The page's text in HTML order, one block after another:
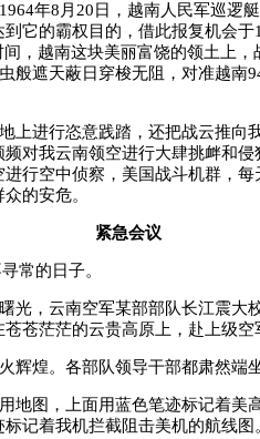
1964年8 月 20 日，越南人民军巡逻
它的霸权目的，借此报复机会于
，越南这块美丽富饶的领土上，
般遮天蔽日穿梭无阻，对准越南
上进行恣意践踏，还把战云推向
频对我云南领空进行大肆挑衅和
空中侦察，美国战斗机群，每
的安危。
紧急会议
常的日子。
光，云南空军某部部队长江震大
苍茫茫的云贵高原上，赴上级空
辉煌。各部队领导干部都肃然端坐
地图，上面用蓝色笔迹标记着美
记着我机拦截阻击美机的航线图